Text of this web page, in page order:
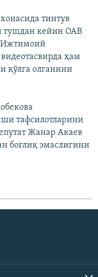
тинтув
тушдан кейин ОАВ
Ижтимоий
ҳам
қўлга олганини
тафсилотларини
Жанар Акаев
боғлиқ эмаслигини